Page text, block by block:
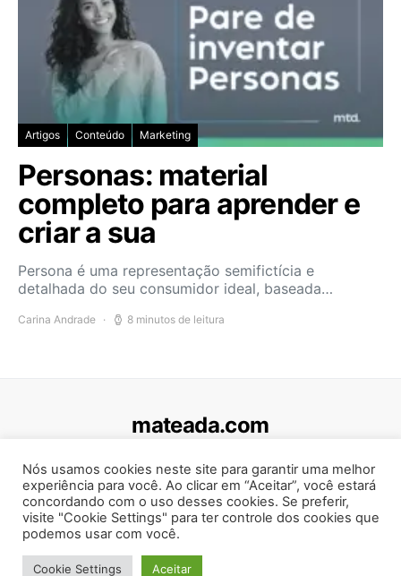
Artigos Conteúdo Marketing
Personas: material
completo para aprender e
criar a sua
Persona é uma representação semifictícia e
detalhada do seu consumidor ideal, baseada…
Carina Andrade 8 minutos de leitura
mateada.com
403 5K
Artigos Política de privacidade
Nós usamos cookies neste site para garantir uma melhor
experiência para você. Ao clicar em “Aceitar”, você estará
concordando com o uso desses cookies. Se preferir,
visite "Cookie Settings" para ter controle dos cookies que
podemos usar com você.
Cookie Settings Aceitar